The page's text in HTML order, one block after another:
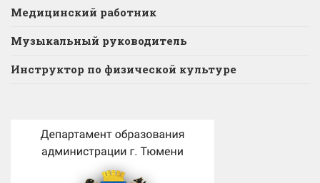
Медицинский работник
Музыкальный руководитель
Инструктор по физической культуре